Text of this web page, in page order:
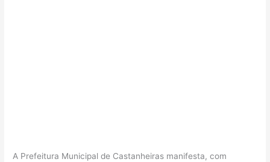
A Prefeitura Municipal de Castanheiras manifesta, com